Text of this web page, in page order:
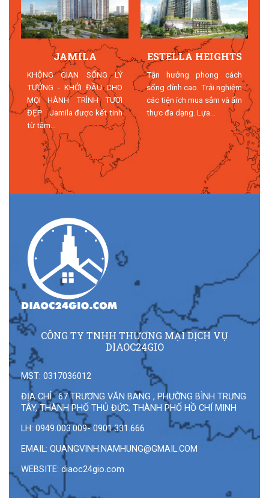
JAMILA
KHÔNG GIAN SỐNG LÝ
TƯỞNG - KHỞI ĐẦU CHO
MỌI HÀNH TRÌNH TƯƠI
ĐẸP Jamila được kết tinh
từ tâm...
ESTELLA HEIGHTS
Tận hưởng phong cách
sống đỉnh cao. Trải nghiệm
các tiện ích mua sắm và ẩm
thực đa dạng. Lựa...
CÔNG TY TNHH THƯƠNG MẠI DỊCH VỤ
DIAOC24GIO
MST: 0317036012
ĐỊA CHỈ : 67 TRƯƠNG VĂN BANG , PHƯỜNG BÌNH TRƯNG
TÂY, THÀNH PHỐ THỦ ĐỨC, THÀNH PHỐ HỒ CHÍ MINH
LH: 0949.003.009- 0901.331.666
EMAIL: QUANGVINH.NAMHUNG@GMAIL.COM
WEBSITE: diaoc24gio.com